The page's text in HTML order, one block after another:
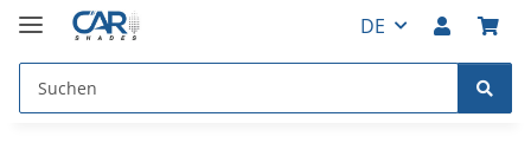
DE